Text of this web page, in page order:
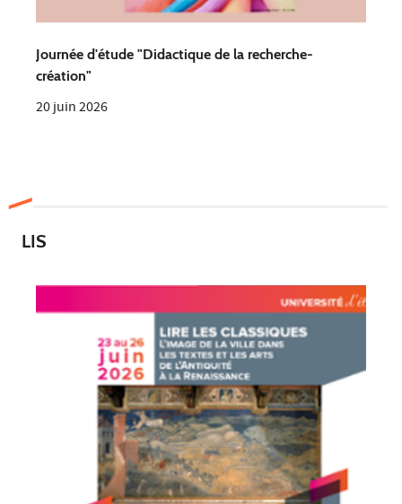
Journée d'étude "Didactique de la recherche-
création"
20 juin 2026
LIS